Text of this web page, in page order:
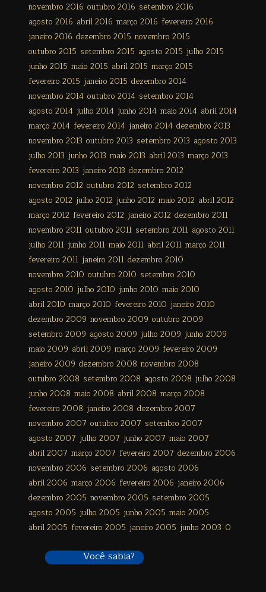
novembro 2016 outubro 2016 setembro 2016
agosto 2016 abril 2016 março 2016 fevereiro 2016
janeiro 2016 dezembro 2015 novembro 2015
outubro 2015 setembro 2015 agosto 2015 julho 2015
junho 2015 maio 2015 abril 2015 março 2015
fevereiro 2015 janeiro 2015 dezembro 2014
novembro 2014 outubro 2014 setembro 2014
agosto 2014 julho 2014 junho 2014 maio 2014 abril 2014
março 2014 fevereiro 2014 janeiro 2014 dezembro 2013
novembro 2013 outubro 2013 setembro 2013 agosto 2013
julho 2013 junho 2013 maio 2013 abril 2013 março 2013
fevereiro 2013 janeiro 2013 dezembro 2012
novembro 2012 outubro 2012 setembro 2012
agosto 2012 julho 2012 junho 2012 maio 2012 abril 2012
março 2012 fevereiro 2012 janeiro 2012 dezembro 2011
novembro 2011 outubro 2011 setembro 2011 agosto 2011
julho 2011 junho 2011 maio 2011 abril 2011 março 2011
fevereiro 2011 janeiro 2011 dezembro 2010
novembro 2010 outubro 2010 setembro 2010
agosto 2010 julho 2010 junho 2010 maio 2010
abril 2010 março 2010 fevereiro 2010 janeiro 2010
dezembro 2009 novembro 2009 outubro 2009
setembro 2009 agosto 2009 julho 2009 junho 2009
maio 2009 abril 2009 março 2009 fevereiro 2009
janeiro 2009 dezembro 2008 novembro 2008
outubro 2008 setembro 2008 agosto 2008 julho 2008
junho 2008 maio 2008 abril 2008 março 2008
fevereiro 2008 janeiro 2008 dezembro 2007
novembro 2007 outubro 2007 setembro 2007
agosto 2007 julho 2007 junho 2007 maio 2007
abril 2007 março 2007 fevereiro 2007 dezembro 2006
novembro 2006 setembro 2006 agosto 2006
abril 2006 março 2006 fevereiro 2006 janeiro 2006
dezembro 2005 novembro 2005 setembro 2005
agosto 2005 julho 2005 junho 2005 maio 2005
abril 2005 fevereiro 2005 janeiro 2005 junho 2003 0
Você sabia?